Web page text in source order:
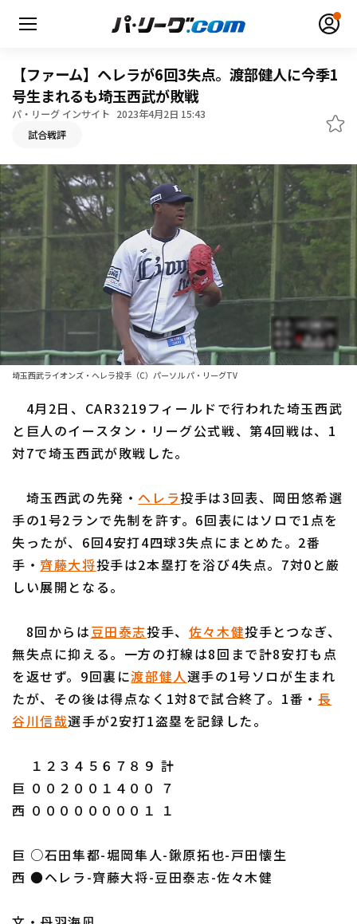
無料アカウント登録
HOME
動画
日程・結果
順位表･成績
1軍公式戦
ファーム東地区
ファーム中地区
選手名鑑
北海道日本ハムファイターズ
東北楽天ゴールデンイーグルス
埼玉西武ライオンズ
千葉ロッテマリーンズ
オリックス・バファローズ
福岡ソフトバンクホークス
設定
運営会社 （別ウィンドウで開く） よくある質問
【ファーム】ヘレラが6回3失点。渡部健人に今季1
号生まれるも埼玉西武が敗戦
パ・リーグ インサイト 2023年4月2日 15:43
試合戦評
埼玉西武ライオンズ・ヘレラ投手（C）パーソル パ・リーグTV
4月2日、CAR3219フィールドで行われた埼玉西武
と巨人のイースタン・リーグ公式戦、第4回戦は、1
対7で埼玉西武が敗戦した。
埼玉西武の先発・ ヘレラ投手は3回表、岡田悠希選
手の1号2ランで先制を許す。6回表にはソロで1点を
失ったが、6回4安打4四球3失点にまとめた。2番
手・ 齊藤大将投手は2本塁打を浴び4失点。7対0と厳
しい展開となる。
8回からは豆田泰志投手、 佐々木健投手とつなぎ、
無失点に抑える。一方の打線は8回まで計8安打も点
を返せず。9回裏に渡部健人選手の1号ソロが生まれ
たが、その後は得点なく1対8で試合終了。1番・ 長
谷川信哉選手が2安打1盗塁を記録した。
１２３４５６７８９ 計
巨 ００２００１４００ ７
西 ００００００００１ １
巨 ○石田隼都-堀岡隼人-鍬原拓也-戸田懐生
西 ●ヘレラ-齊藤大将-豆田泰志-佐々木健